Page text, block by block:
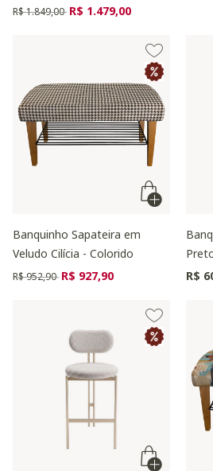
Preço reduzido de
R$ 1.849,00 para
R$ 1.479,00
Banquinho Sapateira em
Veludo Cilícia - Colorido
Preço reduzido de
R$ 952,90 para
R$ 927,90
R$